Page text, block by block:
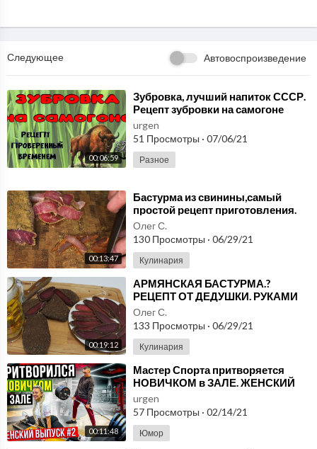
Следующее Автовоспроизведение
00:06:59
⁣Зубровка, лучший напиток СССР.
Рецепт зубровки на самогоне
проверенный временем.
urgen
51 Просмотры · 07/06/21
Разное
00:13:47
⁣Бастурма из свинины,самый
простой рецепт приготовления.
Олег С.
130 Просмотры · 06/29/21
Кулинария
00:19:12
⁣АРМЯНСКАЯ БАСТУРМА.?
РЕЦЕПТ ОТ ДЕДУШКИ. РУКАМИ
КАВКАЗА С ЭРИКОМ.
Олег С.
133 Просмотры · 06/29/21
Кулинария
00:11:48
⁣Мастер Спорта притворяется
НОВИЧКОМ в ЗАЛЕ. ЖЕНСКИЙ
ВЫПУСК #2|ПРАНК НАД
ТРЕНЕРОМ
urgen
57 Просмотры · 02/14/21
Юмор